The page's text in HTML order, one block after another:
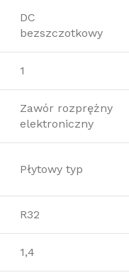
DC
bezszczotkowy
1
Zawór rozprężny
elektroniczny
Płytowy typ
R32
1,4